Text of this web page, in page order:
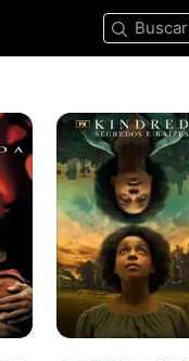
Buscar
Kindred:
Segredos
e
Raízes